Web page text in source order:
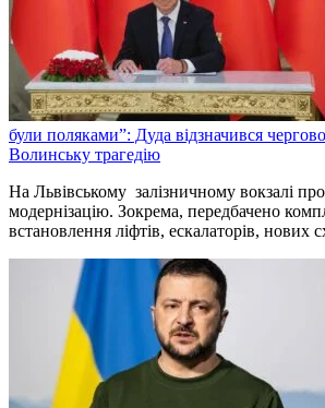
були поляками”: Дуда відзначився
Волинську трагедію
На Львівському залізничному вокзалі
модернізацію. Зокрема, передбачено
встановлення ліфтів, ескалаторів, нових